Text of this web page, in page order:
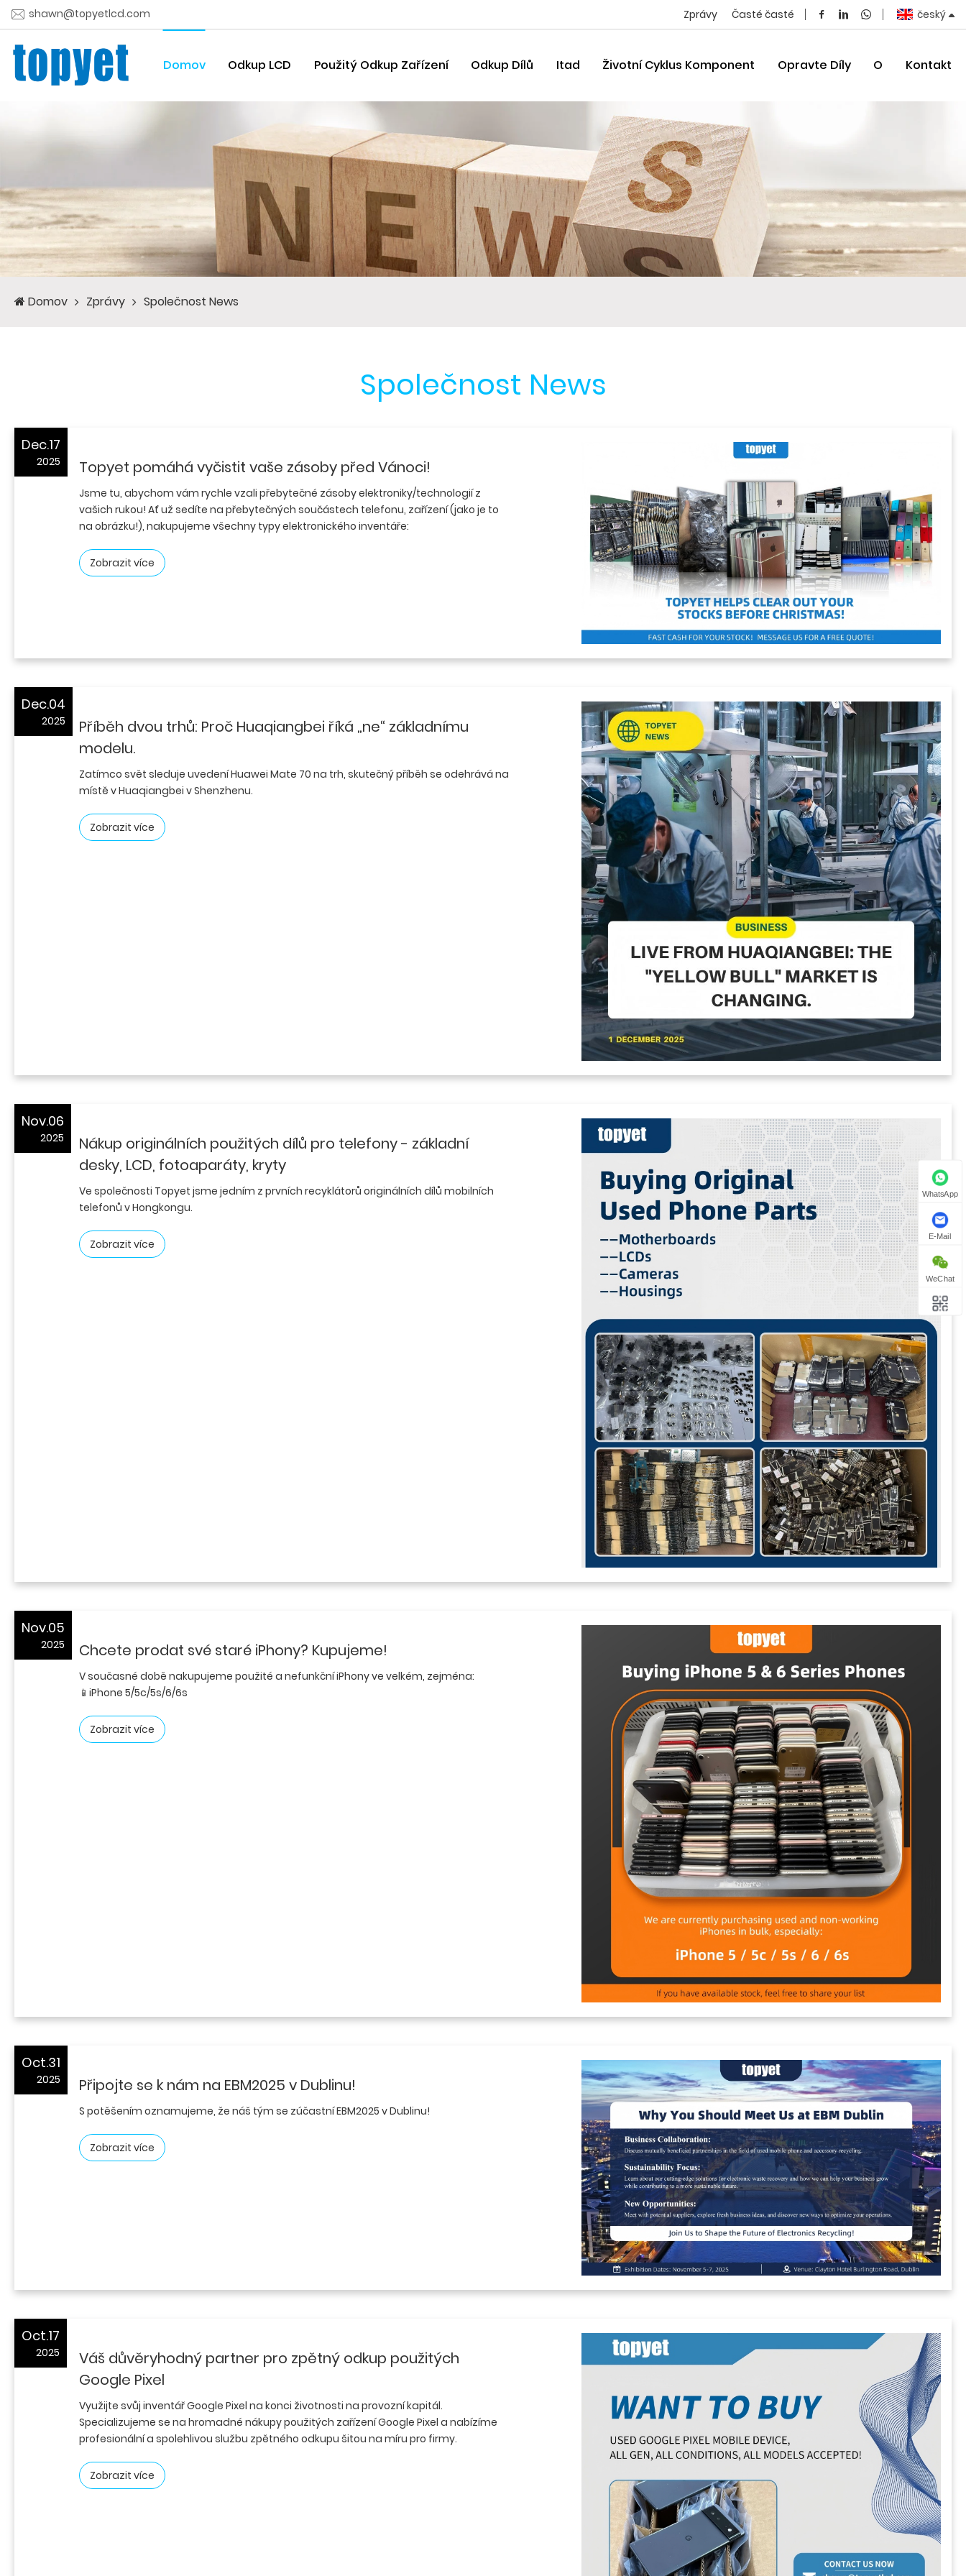
shawn@topyetlcd.com český
Zprávy Časté časté
Domov Odkup LCD Použitý Odkup Zařízení Odkup Dílů Itad Životní Cyklus Komponent Opravte Díly O Kontakt
Domov Zprávy Společnost News
Společnost News
Dec.17
2025 Topyet pomáhá vyčistit vaše zásoby před Vánoci!
Jsme tu, abychom vám rychle vzali přebytečné zásoby elektroniky/technologií z
vašich rukou! Ať už sedíte na přebytečných součástech telefonu, zařízení (jako je to
na obrázku!), nakupujeme všechny typy elektronického inventáře:
Zobrazit více
Dec.04
2025
Příběh dvou trhů: Proč Huaqiangbei říká „ne“ základnímu
modelu.
Zatímco svět sleduje uvedení Huawei Mate 70 na trh, skutečný příběh se odehrává na
místě v Huaqiangbei v Shenzhenu.
Zobrazit více
Nov.06
2025
Nákup originálních použitých dílů pro telefony - základní
desky, LCD, fotoaparáty, kryty
Ve společnosti Topyet jsme jedním z prvních recyklátorů originálních dílů mobilních
telefonů v Hongkongu.
Zobrazit více
Nov.05
2025 Chcete prodat své staré iPhony? Kupujeme!
V současné době nakupujeme použité a nefunkční iPhony ve velkém, zejména:
📱iPhone 5/5c/5s/6/6s
Zobrazit více
Oct.31
2025 Připojte se k nám na EBM2025 v Dublinu!
S potěšením oznamujeme, že náš tým se zúčastní EBM2025 v Dublinu!
Zobrazit více
Oct.17
2025
Váš důvěryhodný partner pro zpětný odkup použitých
Google Pixel
Využijte svůj inventář Google Pixel na konci životnosti na provozní kapitál.
Specializujeme se na hromadné nákupy použitých zařízení Google Pixel a nabízíme
profesionální a spolehlivou službu zpětného odkupu šitou na míru pro firmy.
Zobrazit více
WhatsApp
E-Mail
WeChat